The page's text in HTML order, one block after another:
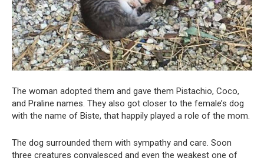
The woman adopted them and gave them Pistachio, Coco,
and Praline names. They also got closer to the female’s dog
with the name of Biste, that happily played a role of the mom.
The dog surrounded them with sympathy and care. Soon
three creatures convalesced and even the weakest one of